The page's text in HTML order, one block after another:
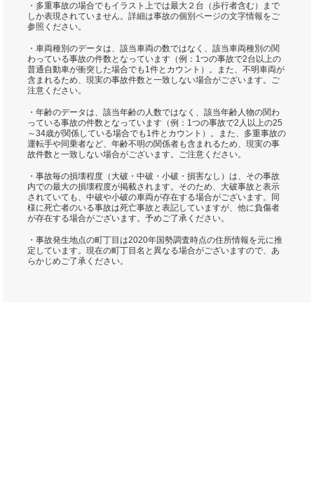
・多重事故の場合でもイラスト上では最大２台（歩行者含む）まで
しか表現されていません。詳細は事故の個別ページの文字情報をご
参照ください。
・車両種別のデータは、該当車両の数ではなく、該当車両種別の関
わっている事故の件数となっています（例：1つの事故で2台以上の
普通自動車が衝突した場合でも1件とカウント）。また、不明車両が
含まれるため、現実の事故件数と一致しない場合がございます。ご
注意ください。
・年齢のデータは、該当年齢の人数ではなく、該当年齢人物の関わ
っている事故の件数となっています（例：1つの事故で2人以上の25
～34歳が関係している場合でも1件とカウント）。また、多重事故の
運転手や同乗者など、年齢不明の関係者も含まれるため、現実の事
故件数と一致しない場合がございます。ご注意ください。
・事故毎の損壊程度（大破・中破・小破・損害なし）は、その事故
内での最大の損壊程度が掲載されます。そのため、大破事故と表示
されていても、中破や小破の車両が存在する場合がございます。同
様に死亡者のいる事故は死亡事故と表記していますが、他に負傷者
が存在する場合がございます。予めご了承ください。
・事故発生地点の町丁目は2020年国勢調査時点の住所情報を元に推
定しています。現在の町丁目名と異なる場合がございますので、あ
らかじめご了承ください。